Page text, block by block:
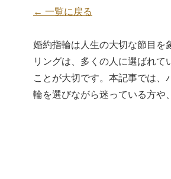
← 一覧に戻る
婚約指輪は人生の大切な節目を
リングは、多くの人に選ばれ
ことが大切です。本記事では
輪を選びながら迷っている方や